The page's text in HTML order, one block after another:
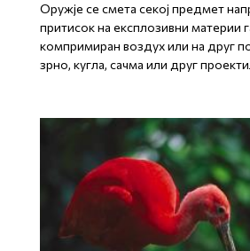
Оружје се смета секој предмет
притисок на експлозивни материи
компримиран воздух или на друг
зрно, кугла, сачма или друг